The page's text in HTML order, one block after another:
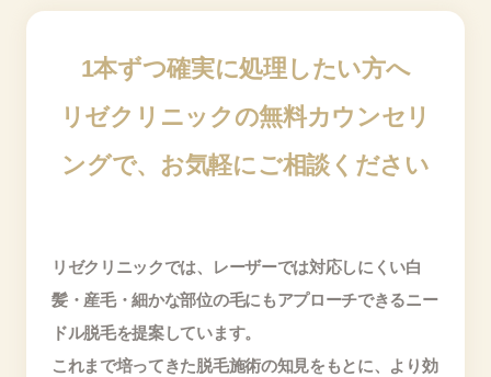
1本ずつ確実に処理したい方へ
リゼクリニックの無料カウンセリ
ングで、お気軽にご相談ください
リゼクリニックでは、レーザーでは対応しにくい白
髪・産毛・細かな部位の毛にもアプローチできるニー
ドル脱毛を提案しています。
これまで培ってきた脱毛施術の知見をもとに、より効